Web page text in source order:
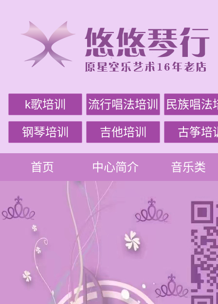
k歌培训 流行唱法培训 民族唱法
钢琴培训 吉他培训 古筝培
首页 中心简介 音乐类